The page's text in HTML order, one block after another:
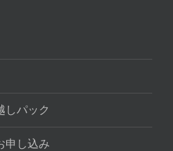
しパック
申し込み